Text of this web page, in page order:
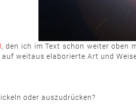
, den ich im Text schon weiter oben
weitaus elaborierte Art und
oder auszudrücken?